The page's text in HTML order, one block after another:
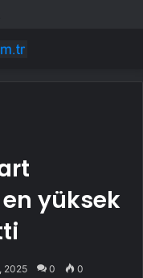
yüksek
2025 0 0